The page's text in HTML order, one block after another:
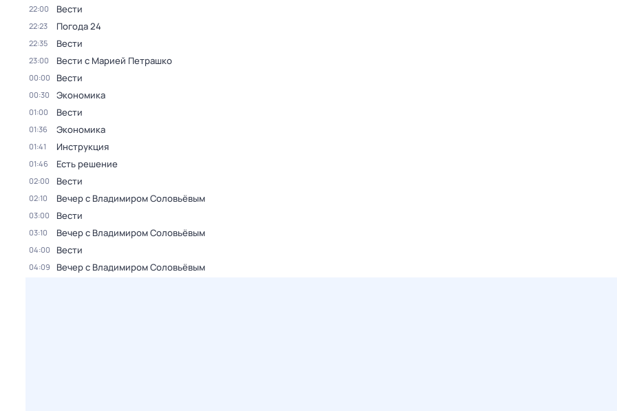
22:00 Вести
22:23 Погода 24
22:35 Вести
23:00 Вести с Марией Петрашко
00:00 Вести
00:30 Экономика
01:00 Вести
01:36 Экономика
01:41 Инструкция
01:46 Есть решение
02:00 Вести
02:10 Вечер с Владимиром Соловьёвым
03:00 Вести
03:10 Вечер с Владимиром Соловьёвым
04:00 Вести
04:09 Вечер с Владимиром Соловьёвым